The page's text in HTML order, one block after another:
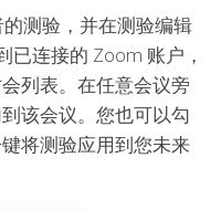
测验，并在测验编辑
已连接的 Zoom 账户，
列表。在任意会议旁
该会议。您也可以勾
将测验应用到您未来